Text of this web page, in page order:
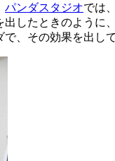
パンダスタジオでは
したときのよう
、その効果を出して